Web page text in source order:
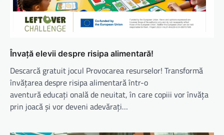
Învață elevii despre risipa alimentară!
Descarcă gratuit jocul Provocarea resurselor! Transformă
învățarea despre risipa alimentară într-o
aventură educați onală de neuitat, în care copiii vor învăța
prin joacă și vor deveni adevărați…